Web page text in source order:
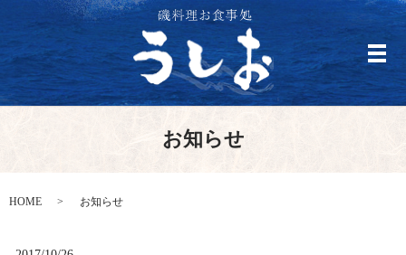
メ
お知らせ
HOME お知らせ